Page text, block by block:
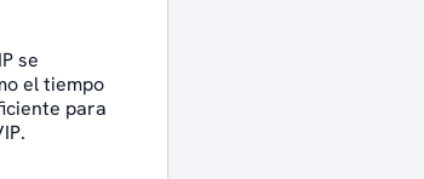
se
el tiempo
para